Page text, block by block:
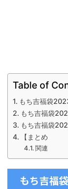
Table of
もち吉福袋
もち吉福袋
もち吉福袋
【まとめ
関連
もち吉福